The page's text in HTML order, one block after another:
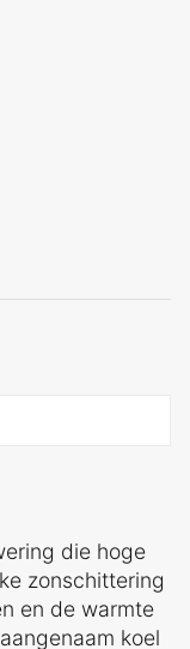
die hoge
zonschittering
en de warmte
koel